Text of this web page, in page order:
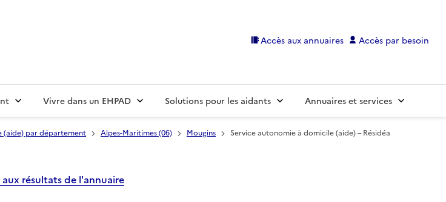
Accès aux annuaires Accès par besoin
Vivre dans un EHPAD Solutions pour les aidants Annuaires et services
(aide) par département Alpes-Maritimes (06) Mougins Service autonomie à domicile (aide) – Résidéa
aux résultats de l'annuaire